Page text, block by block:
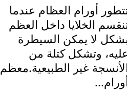
أورام العظام عندما
الخلايا داخل العظم
لا يمكن السيطرة
عليه، وتشكل كتلة من
الأنسجة غير الطبيعية.معظم